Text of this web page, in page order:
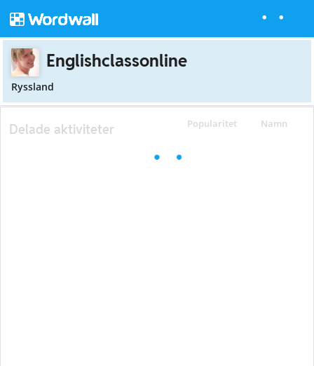
Englishclassonline
Ryssland
Popularitet Namn
Delade aktiviteter